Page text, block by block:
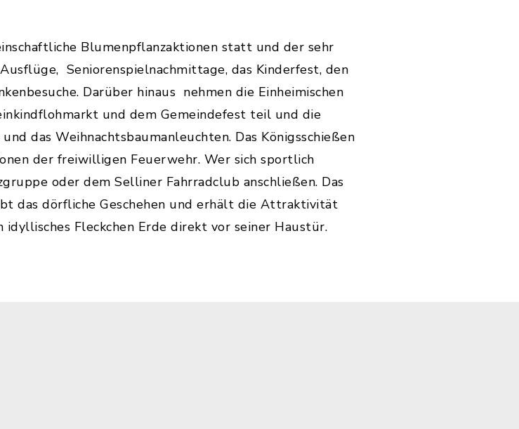
Blumenpflanzaktionen statt und der sehr
Seniorenspielnachmittage, das Kinderfest, den
Darüber hinaus nehmen die Einheimischen
und dem Gemeindefest teil und die
das Weihnachtsbaumanleuchten. Das Königsschießen
der freiwilligen Feuerwehr. Wer sich sportlich
oder dem Selliner Fahrradclub anschließen. Das
das dörfliche Geschehen und erhält die Attraktivität
Fleckchen Erde direkt vor seiner Haustür.